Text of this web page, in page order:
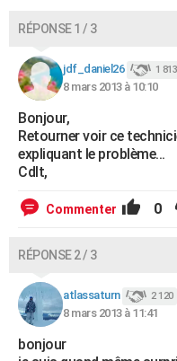
RÉPONSE 1 / 3
jdf_daniel26 1 813
8 mars 2013 à 10:10
Bonjour,
Retourner voir ce
expliquant le problème...
Cdlt,
Commenter 0
RÉPONSE 2 / 3
atlassaturn 2 120
8 mars 2013 à 11:41
bonjour